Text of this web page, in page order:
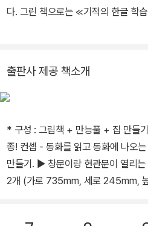
다. 그린 책으로는 ≪기적의 한글
출판사 제공 책소개
* 구성 : 그림책 + 만능풀 + 집 만들
종! 컨셉 - 동화를 읽고 동화에 나오는 우리 집과 가구(17종), 정리함
만들기. ▶ 창문이랑 현관문이 열리는 복층 형식의 집 만들기 배경판
2개 (가로 735mm, 세로 245mm, 높이